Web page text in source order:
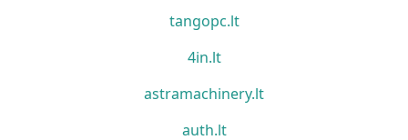
tangopc.lt
4in.lt
astramachinery.lt
auth.lt